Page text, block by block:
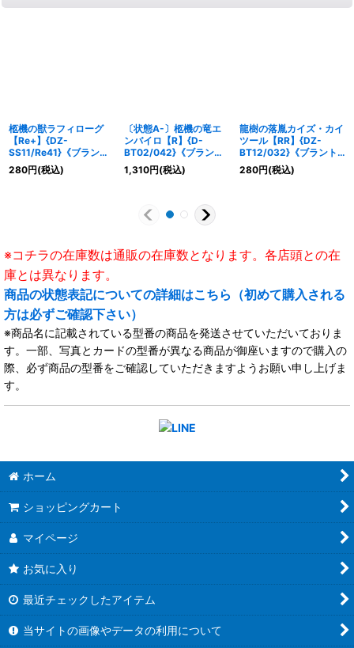
柩機の獣ラフィローグ
【Re+】{DZ-
SS11/Re41}《ブラント
ゲート》
280円(税込)
〔状態A-〕柩機の竜エ
ンバイロ【R】{D-
BT02/042}《ブラント
ゲート》
1,310円(税込)
龍樹の落胤カイズ・カイ
ツール【RR】{DZ-
BT12/032}《ブラント
ゲート》
280円(税込)
※コチラの在庫数は通販の在庫数となります。各店頭との在
庫とは異なります。
商品の状態表記についての詳細はこちら（初めて購入される
方は必ずご確認下さい）
※商品名に記載されている型番の商品を発送させていただいておりま
す。一部、写真とカードの型番が異なる商品が御座いますので購入の
際、必ず商品の型番をご確認していただきますようお願い申し上げま
す。
ホーム
ショッピングカート
マイページ
お気に入り
最近チェックしたアイテム
当サイトの画像やデータの利用について